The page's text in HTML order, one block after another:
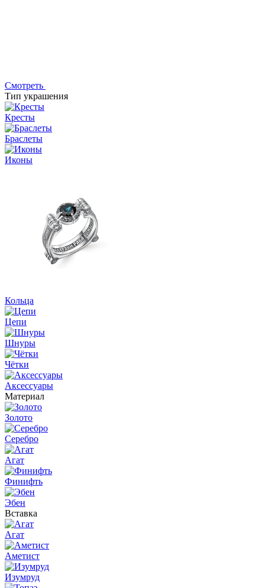
Смотреть
Тип украшения
Кресты
Браслеты
Иконы
Кольца
Цепи
Шнуры
Чётки
Аксессуары
Материал
Золото
Серебро
Агат
Финифть
Эбен
Вставка
Агат
Аметист
Изумруд